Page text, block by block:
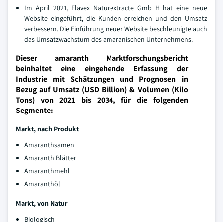
Im April 2021, Flavex Naturextracte Gmb H hat eine neue
Website eingeführt, die Kunden erreichen und den Umsatz
verbessern. Die Einführung neuer Website beschleunigte auch
das Umsatzwachstum des amaranischen Unternehmens.
Dieser amaranth Marktforschungsbericht
beinhaltet eine eingehende Erfassung der
Industrie mit Schätzungen und Prognosen in
Bezug auf Umsatz (USD Billion) & Volumen (Kilo
Tons) von 2021 bis 2034, für die folgenden
Segmente:
Markt, nach Produkt
Amaranthsamen
Amaranth Blätter
Amaranthmehl
Amaranthöl
Markt, von Natur
Biologisch